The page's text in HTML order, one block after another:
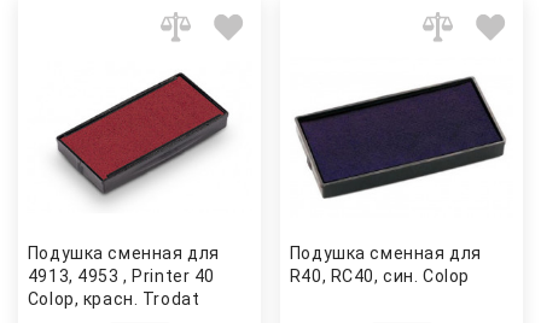
Подушка сменная для
4913, 4953 , Printer 40
Colop, красн. Trodat
Подушка сменная для
R40, RС40, син. Colop